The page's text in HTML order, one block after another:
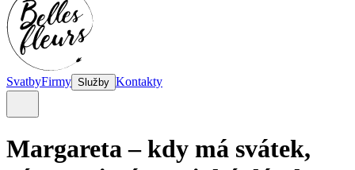
SvatbyFirmy Služby Kontakty
Margareta – kdy má svátek,